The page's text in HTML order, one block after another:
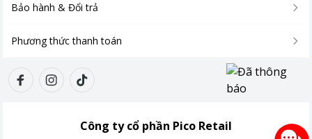
Bảo hành & Đổi trả
Phương thức thanh toán
Công ty cổ phần Pico Retail